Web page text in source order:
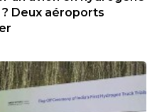
Deux aéroports